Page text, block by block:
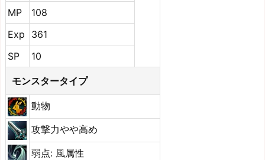
MP
108
Exp
361
SP
10
モンスタータイプ
動物
攻撃力やや高め
弱点: 風属性